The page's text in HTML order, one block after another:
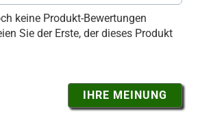
keine Produkt-Bewertungen
Sie der Erste, der dieses Produkt
IHRE MEINUNG